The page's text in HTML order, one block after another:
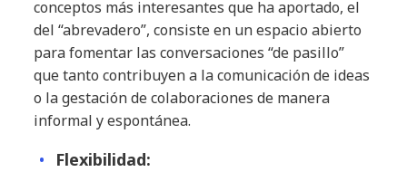
conceptos más interesantes que ha aportado, el
del “abrevadero”, consiste en un espacio abierto
para fomentar las conversaciones “de pasillo”
que tanto contribuyen a la comunicación de ideas
o la gestación de colaboraciones de manera
informal y espontánea.
Flexibilidad: